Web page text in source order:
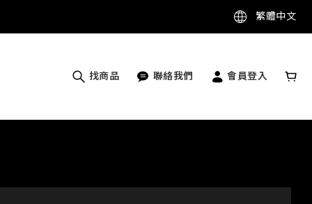
繁體中文
找商品 聯絡我們 會員登入